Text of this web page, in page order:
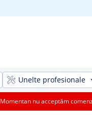
Unelte profesionale
Momentan nu acceptăm